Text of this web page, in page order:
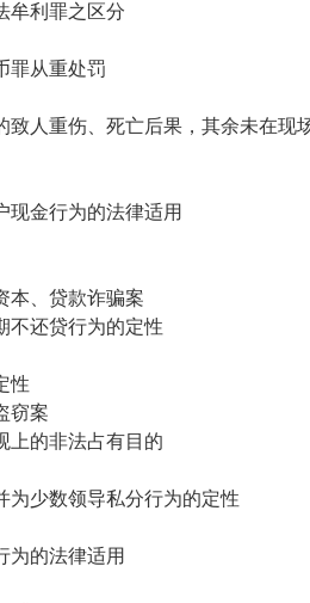
利罪之区分
罪从重处罚
人重伤、死亡后果，其余未在现
金行为的法律适用
本、贷款诈骗案
还贷行为的定性
性
窃案
的非法占有目的
少数领导私分行为的定性
的法律适用